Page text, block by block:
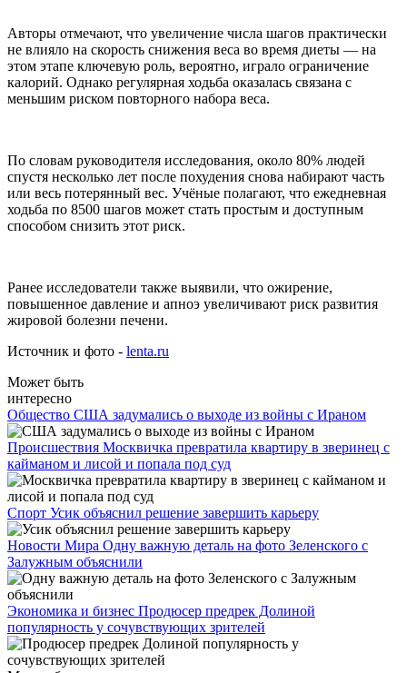
Авторы отмечают, что увеличение числа шагов практически
не влияло на скорость снижения веса во время диеты — на
этом этапе ключевую роль, вероятно, играло ограничение
калорий. Однако регулярная ходьба оказалась связана с
меньшим риском повторного набора веса.
По словам руководителя исследования, около 80% людей
спустя несколько лет после похудения снова набирают часть
или весь потерянный вес. Учёные полагают, что ежедневная
ходьба по 8500 шагов может стать простым и доступным
способом снизить этот риск.
Ранее исследователи также выявили, что ожирение,
повышенное давление и апноэ увеличивают риск развития
жировой болезни печени.
Источник и фото - lenta.ru
Может быть
интересно
Общество США задумались о выходе из войны с Ираном
Происшествия Москвичка превратила квартиру в зверинец с
кайманом и лисой и попала под суд
Спорт Усик объяснил решение завершить карьеру
Новости Мира Одну важную деталь на фото Зеленского с
Залужным объяснили
Экономика и бизнес Продюсер предрек Долиной
популярность у сочувствующих зрителей